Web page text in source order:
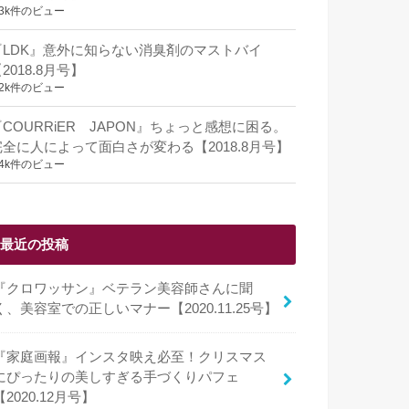
件のビュー
LDK』意外に知らない消臭剤のマストバイ
2018.8月号】
件のビュー
COURRiER JAPON』ちょっと感想に困る。
全に人によって面白さが変わる【2018.8月号】
件のビュー
最近の投稿
『クロワッサン』ベテラン美容師さんに聞
、美容室での正しいマナー【2020.11.25号】
『家庭画報』インスタ映え必至！クリスマス
ぴったりの美しすぎる手づくりパフェ
【2020.12月号】